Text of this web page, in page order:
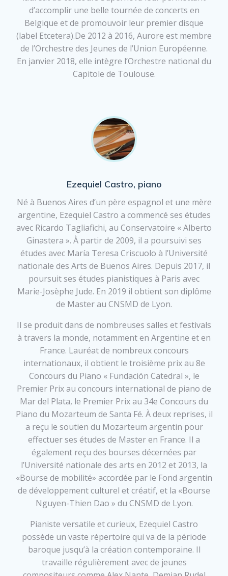
d’accomplir une belle tournée de concerts en
Belgique et de promouvoir leur premier disque
(label Etcetera).De 2012 à 2016, Aurore est membre
de l’Orchestre des Jeunes de l’Union Européenne.
En janvier 2018, elle intègre l’Orchestre national du
Capitole de Toulouse.
Ezequiel Castro, piano
Né à Buenos Aires d’un père espagnol et une mère
argentine, Ezequiel Castro a commencé ses études
avec Ricardo Tagliafichi, au Conservatoire « Alberto
Ginastera ». À partir de 2009, il a poursuivi ses
études avec María Teresa Criscuolo à l’Université
nationale des Arts de Buenos Aires. Depuis 2017, il
poursuit ses études pianistiques à Paris avec
Marie-Josèphe Jude. En 2019 il obtient son diplôme
de Master au CNSMD de Lyon.
Il se produit dans de nombreuses salles et festivals
à travers la monde, notamment en Argentine et en
France. Lauréat de nombreux concours
internationaux, il obtient le troisième prix au 8e
Concours du Piano « Fundación Catedral », le
Premier Prix au concours international de piano de
Mar del Plata, le Premier Prix au 34e Concours du
Piano du Mozarteum de Santa Fé. À deux reprises, il
a reçu le soutien du Mozarteum argentin pour
effectuer ses études de Master en France. Il a
également reçu des bourses décernées par
l’Université nationale des arts en 2012 et 2013, la
«Bourse de mobilité» accordée par le Fond argentin
de développement culturel et créatif, et la «Bourse
Nguyen-Thien Dao » du CNSMD de Lyon.
Pianiste versatile et curieux, Ezequiel Castro
possède un vaste répertoire qui va de la période
baroque jusqu’à la création contemporaine. Il
travaille régulièrement avec de jeunes